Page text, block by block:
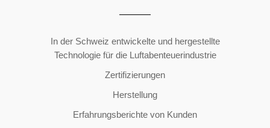
In der Schweiz entwickelte und hergestellte
Technologie für die Luftabenteuerindustrie
Zertifizierungen
Herstellung
Erfahrungsberichte von Kunden